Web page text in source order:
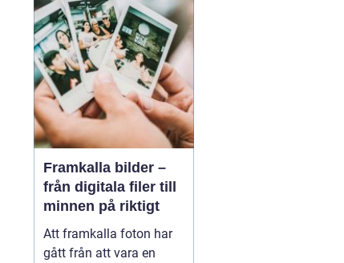
Framkalla bilder –
från digitala filer till
minnen på riktigt
Att framkalla foton har
gått från att vara en